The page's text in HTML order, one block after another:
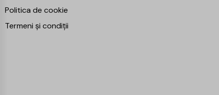
Politica de cookie
Termeni și condiții